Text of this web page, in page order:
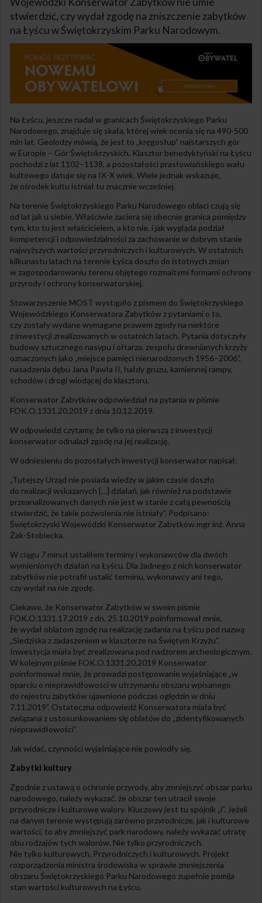
stwierdzić, czy wydał zgodę na zniszczenie zabytków
na Łyścu w Świętokrzyskim Parku Narodowym.
Na Łyścu, jeszcze nadal w granicach Świętokrzyskiego Parku
Narodowego, znajduje się skała, której wiek ocenia się na 490-500
mln lat. Geolodzy mówią, że jest to „kręgosłup” najstarszych gór
w Europie – Gór Świętokrzyskich. Klasztor benedyktyński na Łyścu
pochodzi z lat 1102–1138, a pozostałości prasłowiańskiego wału
kultowego datuje się na IX-X wiek. Wiele jednak wskazuje,
że ośrodek kultu istniał tu znacznie wcześniej.
Na terenie Świętokrzyskiego Parku Narodowego oblaci czują się
od lat jak u siebie. Właściwie zaciera się obecnie granica pomiędzy
tym, kto tu jest właścicielem, a kto nie, i jak wygląda podział
kompetencji i odpowiedzialności za zachowanie w dobrym stanie
najwyższych wartości przyrodniczych i kulturowych. W ostatnich
kilkunastu latach na terenie Łyśca doszło do istotnych zmian
w zagospodarowaniu terenu objętego rozmaitymi formami ochrony
przyrody i ochrony konserwatorskiej.
Stowarzyszenie MOST wystąpiło z pismem do Świętokrzyskiego
Wojewódzkiego Konserwatora Zabytków z pytaniami o to,
czy zostały wydane wymagane prawem zgody na niektóre
z inwestycji zrealizowanych w ostatnich latach. Pytania dotyczyły
budowy sztucznego nasypu i ołtarza, zespołu drewnianych krzyży
oznaczonych jako „miejsce pamięci nienarodzonych 1956–2006”,
nasadzenia dębu Jana Pawła II, hałdy gruzu, kamiennej rampy,
schodów i drogi wiodącej do klasztoru.
Konserwator Zabytków odpowiedział na pytania w piśmie
FOK.O.1331.20.2019 z dnia 10.12.2019.
W odpowiedzi czytamy, że tylko na pierwszą z inwestycji
konserwator odnalazł zgodę na jej realizację.
W odniesieniu do pozostałych inwestycji konserwator napisał:
„Tutejszy Urząd nie posiada wiedzy w jakim czasie doszło
do realizacji wskazanych […] działań, jak również na podstawie
przeanalizowanych danych nie jest w stanie z całą pewnością
stwierdzić, że takie pozwolenia nie istniały”. Podpisano:
Świętokrzyski Wojewódzki Konserwator Zabytków mgr inż. Anna
Żak-Stobiecka.
W ciągu 7 minut ustaliłem terminy i wykonawców dla dwóch
wymienionych działań na Łyścu. Dla żadnego z nich konserwator
zabytków nie potrafił ustalić terminu, wykonawcy ani tego,
czy wydał na nie zgodę.
Ciekawe, że Konserwator Zabytków w swoim piśmie
FOK.O.1331.17.2019 z dn. 25.10.2019 poinformował mnie,
że wydał oblatom zgodę na realizację zadania na Łyścu pod nazwą
„Siedziska z zadaszeniem w klasztorze na Świętym Krzyżu”.
Inwestycja miała być zrealizowana pod nadzorem archeologicznym.
W kolejnym piśmie FOK.O.1331.20.2019 Konserwator
poinformował mnie, że prowadzi postępowanie wyjaśniające „w
oparciu o nieprawidłowości w utrzymaniu obszaru wpisanego
do rejestru zabytków ujawnione podczas oględzin w dniu
7.11.2019”. Ostateczna odpowiedź Konserwatora miała być
związana z ustosunkowaniem się oblatów do „zidentyfikowanych
nieprawidłowości”.
Jak widać, czynności wyjaśniające nie powiodły się.
Zabytki kultury
Zgodnie z ustawą o ochronie przyrody, aby zmniejszyć obszar parku
narodowego, należy wykazać, że obszar ten utracił swoje
przyrodnicze i kulturowe walory. Kluczowy jest tu spójnik „i”. Jeżeli
na danym terenie występują zarówno przyrodnicze, jak i kulturowe
wartości, to aby zmniejszyć park narodowy, należy wykazać utratę
obu rodzajów tych walorów. Nie tylko przyrodniczych.
Nie tylko kulturowych. Przyrodniczych i kulturowych. Projekt
rozporządzenia ministra środowiska w sprawie zmniejszenia
obszaru Świętokrzyskiego Parku Narodowego zupełnie pomija
stan wartości kulturowych na Łyścu.